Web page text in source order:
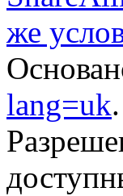
же
lang=uk.